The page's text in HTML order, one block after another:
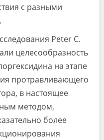
с разными
Peter C.
целесообразность
на этапе
протравливающего
в настоящее
методом,
более